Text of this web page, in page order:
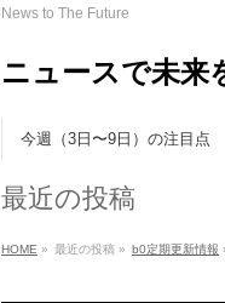
News to The Future
ニュースで未来
今週（3日〜9日）の注目点
最近の投稿
HOME » 最近の投稿 » b0定期更新情報